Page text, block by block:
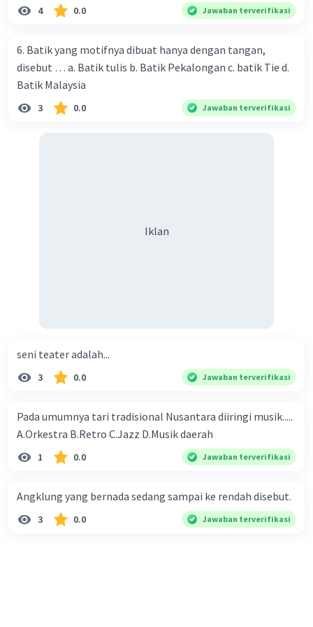
dari F, G, A, Bb, C, D, dan E.
3. Dalam chord F mayor, nada F adalah nada dasar atau
kelima atau fifth.
Kesimpulan:
Jadi, anggota nada dari chord F adalah F, A, dan C. Oleh
karena itu, jawaban yang benar adalah C. F-A-C-D.
saya opsi C jelas bukanlah jawabannya. Karena itu
4 0.0 Jawaban terverifikasi
6. Batik yang motifnya dibuat hanya dengan tangan,
disebut … a. Batik tulis b. Batik Pekalongan c. batik Tie d.
Batik Malaysia
3 0.0 Jawaban terverifikasi
Iklan
seni teater adalah...
3 0.0 Jawaban terverifikasi
Pada umumnya tari tradisional Nusantara diiringi musik.....
A.Orkestra B.Retro C.Jazz D.Musik daerah​
1 0.0 Jawaban terverifikasi
Angklung yang bernada sedang sampai ke rendah disebut.
3 0.0 Jawaban terverifikasi